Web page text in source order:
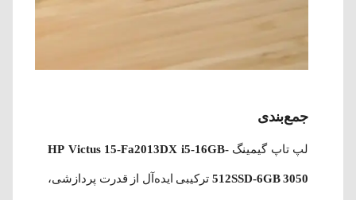
جمع‌بندی
لپ تاپ گیمینگHP Victus 15-Fa2013DX i5-16GB-
512SSD-6GB 3050 ترکیبی ایده‌آل از قدرت پردازشی،